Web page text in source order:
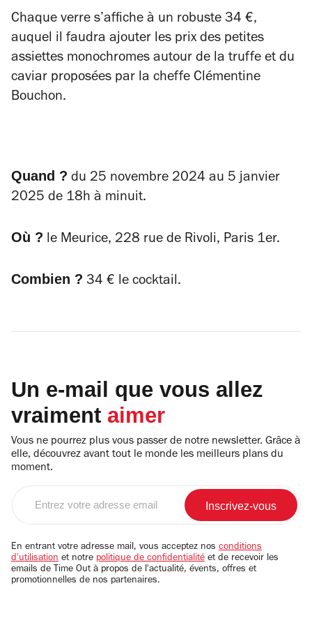
Chaque verre s’affiche à un robuste 34 €,
auquel il faudra ajouter les prix des petites
assiettes monochromes autour de la truffe et du
caviar proposées par la cheffe Clémentine
Bouchon.
Quand ? du 25 novembre 2024 au 5 janvier
2025 de 18h à minuit.
Où ? le Meurice, 228 rue de Rivoli, Paris 1er.
Combien ? 34 € le cocktail.
Un e-mail que vous allez
vraiment aimer
Vous ne pourrez plus vous passer de notre newsletter. Grâce à
elle, découvrez avant tout le monde les meilleurs plans du
moment.
email
En entrant votre adresse mail, vous acceptez nos conditions
d'utilisation et notre politique de confidentialité et de recevoir les
emails de Time Out à propos de l'actualité, évents, offres et
promotionnelles de nos partenaires.